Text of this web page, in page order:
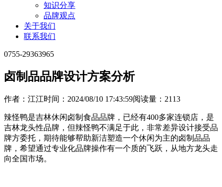
知识分享
品牌观点
关于我们
联系我们
0755-29363965
卤制品品牌设计方案分析
作者：江江时间：2024/08/10 17:43:59阅读量：2113
辣怪鸭是吉林休闲卤制食品品牌，已经有400多家连锁店，是
吉林龙头性品牌，但辣怪鸭不满足于此，非常差异设计接受品
牌方委托，期待能够帮助新洁塑造一个休闲为主的卤制品品
牌，希望通过专业化品牌操作有一个质的飞跃，从地方龙头走
向全国市场。